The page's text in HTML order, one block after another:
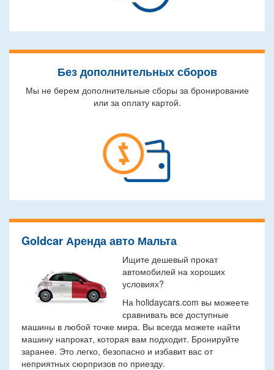
Без дополнительных сборов
Мы не берем дополнительные сборы за бронирование
или за оплату картой.
Goldcar Аренда авто Мальта
Ищите дешевый прокат
автомобилей на хороших
условиях?
На holidaycars.com вы можеете
сравнивать все доступные
машины в любой точке мира. Вы всегда можете найти
машину напрокат, которая вам подходит. Бронируйте
заранее. Это легко, безопасно и избавит вас от
неприятных сюрпризов по приезду.